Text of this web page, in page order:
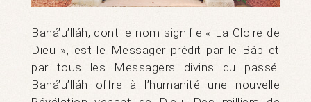
Bahá’u’lláh, dont le nom signifie « La Gloire de
Dieu », est le Messager prédit par le Báb et
par tous les Messagers divins du passé.
Bahá’u’lláh offre à l’humanité une nouvelle